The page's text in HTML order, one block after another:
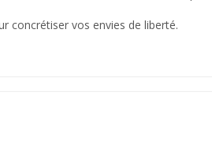
concrétiser vos envies de liberté.